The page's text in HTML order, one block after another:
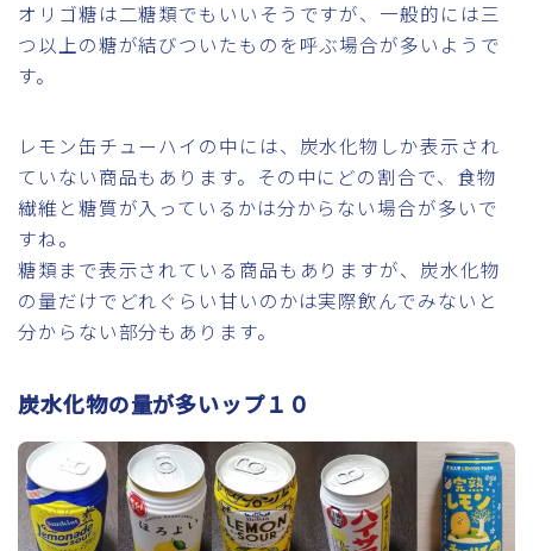
オリゴ糖は二糖類でもいいそうですが、一般的には三
つ以上の糖が結びついたものを呼ぶ場合が多いようで
す。
レモン缶チューハイの中には、炭水化物しか表示され
ていない商品もあります。その中にどの割合で、食物
繊維と糖質が入っているかは分からない場合が多いで
すね。
糖類まで表示されている商品もありますが、炭水化物
の量だけでどれぐらい甘いのかは実際飲んでみないと
分からない部分もあります。
炭水化物の量が多いップ１０